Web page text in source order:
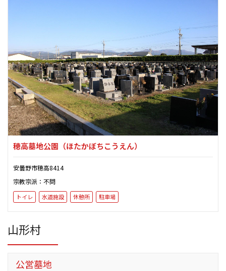
穂高墓地公園 （ほたかぼちこうえん）
安曇野市穂高8414
宗教宗派：不問
トイレ 水道施設 休憩所 駐車場
山形村
公営墓地